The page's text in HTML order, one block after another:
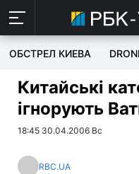
ОБСТРЕЛ КИЕВА
Китайські
ігнорують
18:45 30.04.2006 Вс
RBC.UA